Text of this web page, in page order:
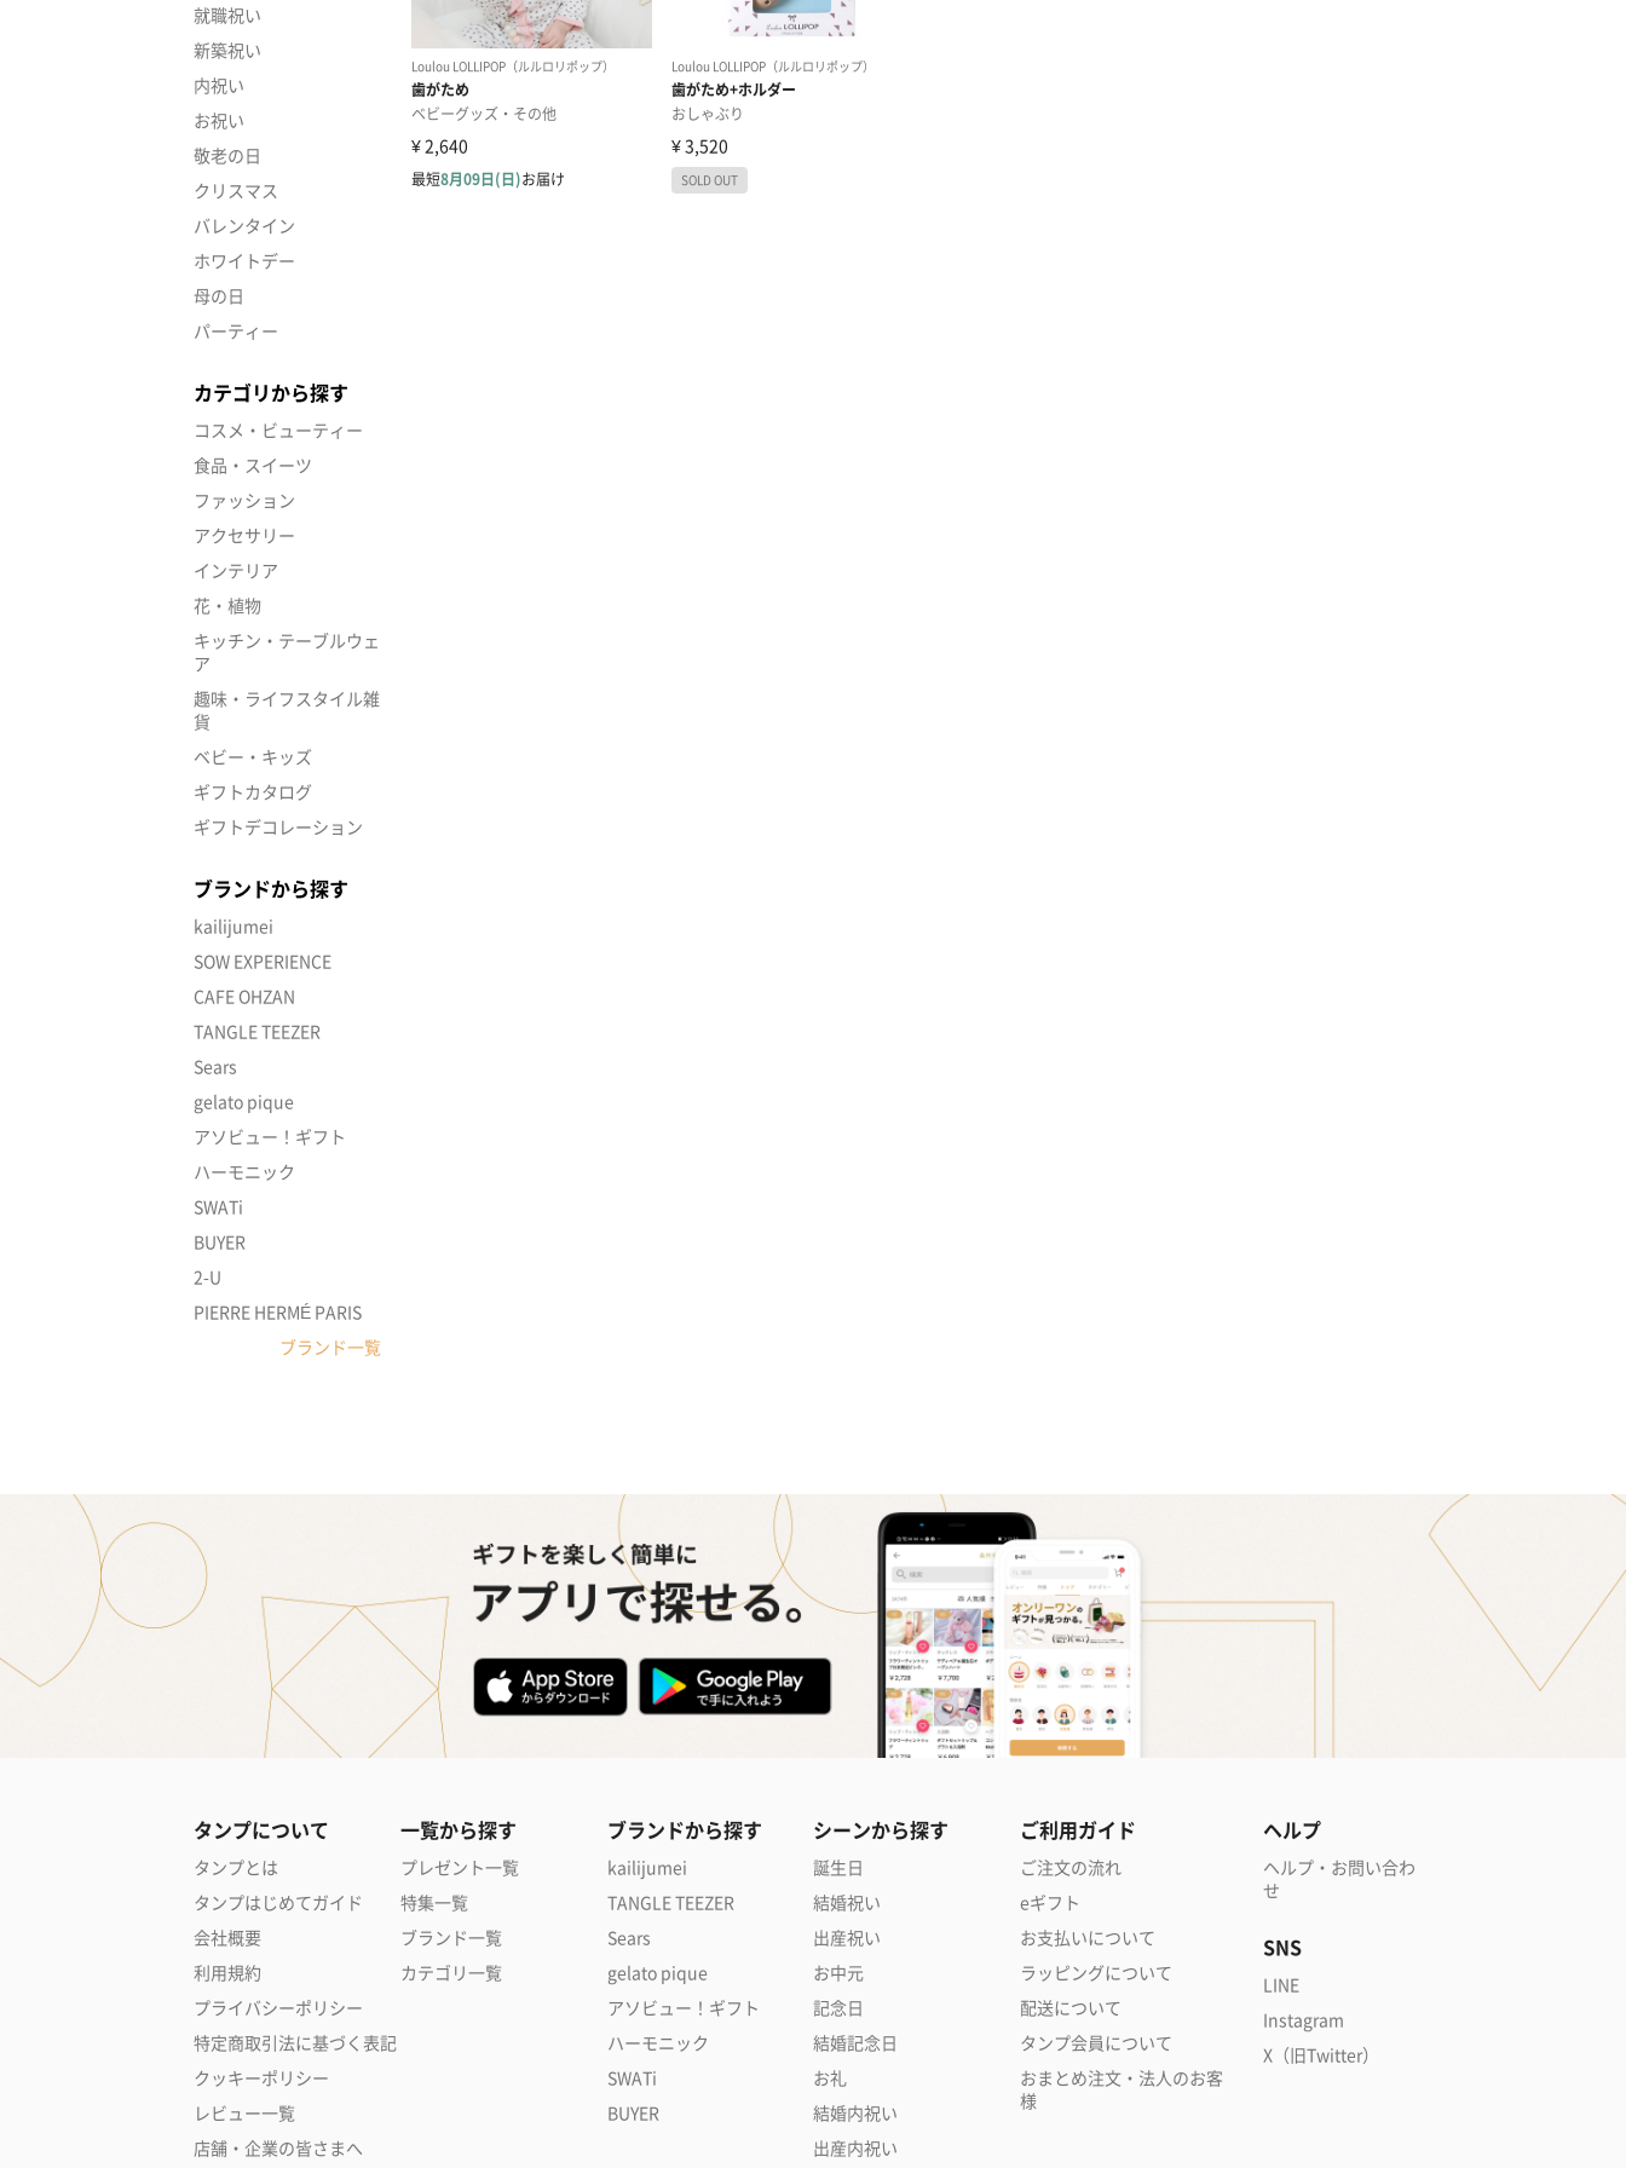
就職祝い
新築祝い
内祝い
お祝い
敬老の日
クリスマス
バレンタイン
ホワイトデー
母の日
パーティー
カテゴリから探す
コスメ・ビューティー
食品・スイーツ
ファッション
アクセサリー
インテリア
花・植物
キッチン・テーブルウェ
ア
趣味・ライフスタイル雑
貨
ベビー・キッズ
ギフトカタログ
ギフトデコレーション
ブランドから探す
kailijumei
SOW EXPERIENCE
CAFE OHZAN
TANGLE TEEZER
Sears
gelato pique
アソビュー！ギフト
ハーモニック
SWATi
BUYER
2-U
PIERRE HERMÉ PARIS
ブランド一覧
タンプについて
タンプとは
タンプはじめてガイド
会社概要
利用規約
プライバシーポリシー
特定商取引法に基づく表記
クッキーポリシー
レビュー一覧
店舗・企業の皆さまへ
一覧から探す
プレゼント一覧
特集一覧
ブランド一覧
カテゴリ一覧
ブランドから探す
kailijumei
TANGLE TEEZER
Sears
gelato pique
アソビュー！ギフト
ハーモニック
SWATi
BUYER
シーンから探す
誕生日
結婚祝い
出産祝い
お中元
記念日
結婚記念日
お礼
結婚内祝い
出産内祝い
ご利用ガイド
ご注文の流れ
eギフト
お支払いについて
ラッピングについて
配送について
タンプ会員について
おまとめ注文・法人のお客
様
ヘルプ
ヘルプ・お問い合わ
せ
SNS
LINE
Instagram
X（旧Twitter）